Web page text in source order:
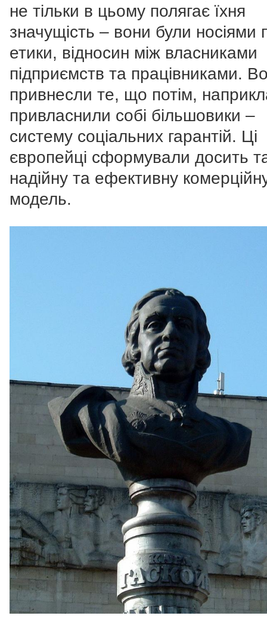
не тільки в цьому полягає їхня
значущість – вони були носіями
етики, відносин між власниками
підприємств та працівниками.
привнесли те, що потім,
привласнили собі більшовики –
систему соціальних гарантій. Ці
європейці сформували досить
надійну та ефективну
модель.